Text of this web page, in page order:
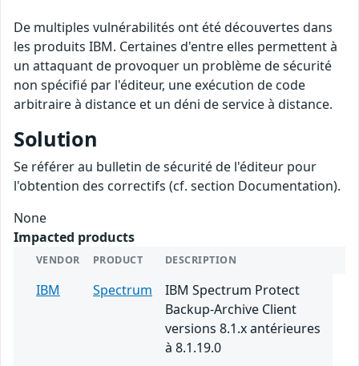
De multiples vulnérabilités ont été découvertes dans
les produits IBM. Certaines d'entre elles permettent à
un attaquant de provoquer un problème de sécurité
non spécifié par l'éditeur, une exécution de code
arbitraire à distance et un déni de service à distance.
Solution
Se référer au bulletin de sécurité de l'éditeur pour
l'obtention des correctifs (cf. section Documentation).
None
Impacted products
VENDOR PRODUCT DESCRIPTION
IBM Spectrum
IBM Spectrum Protect
Backup-Archive Client
versions 8.1.x antérieures
à 8.1.19.0